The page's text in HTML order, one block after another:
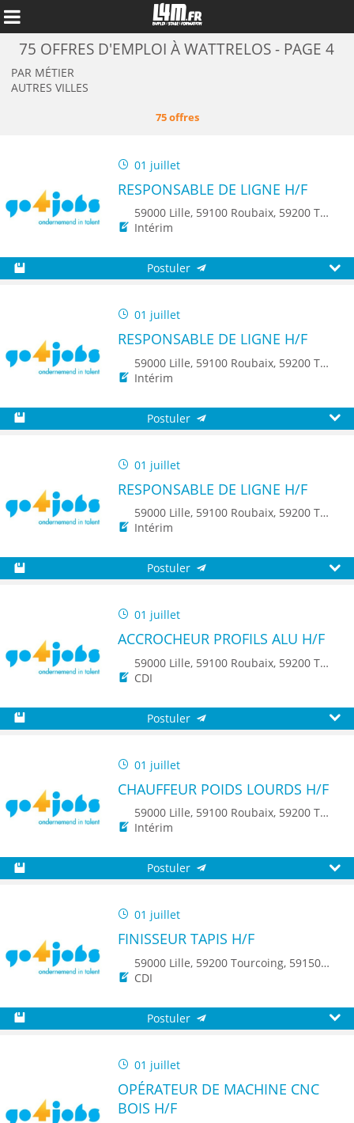
Annuler
75 OFFRES D'EMPLOI À WATTRELOS - PAGE 4
PAR MÉTIER
AUTRES VILLES
75 offres
01 juillet
RESPONSABLE DE LIGNE H/F
59000 Lille, 59100 Roubaix, 59200 Tourcoing, 59140 Dunkerque, 59650 Villeneuve d'Ascq, 59500 Douai, 59150 Wattrelos, 59370 Mons-en-Baroeul, 59250 Halluin, 59290 Wasquehal, 59270 Bailleul, 59223 Roncq, 59390 Toufflers, 8500 Kortrijk, 7700 Mouscron
Intérim
Postuler
01 juillet
RESPONSABLE DE LIGNE H/F
59000 Lille, 59100 Roubaix, 59200 Tourcoing, 59140 Dunkerque, 59650 Villeneuve d'Ascq, 59500 Douai, 59150 Wattrelos, 59370 Mons-en-Baroeul, 59250 Halluin, 59290 Wasquehal, 59270 Bailleul, 59223 Roncq, 59390 Toufflers, 8500 Kortrijk, 7700 Mouscron
Intérim
Postuler
01 juillet
RESPONSABLE DE LIGNE H/F
59000 Lille, 59100 Roubaix, 59200 Tourcoing, 59140 Dunkerque, 59650 Villeneuve d'Ascq, 59500 Douai, 59150 Wattrelos, 59370 Mons-en-Baroeul, 59250 Halluin, 59290 Wasquehal, 59270 Bailleul, 59223 Roncq, 59390 Toufflers, 8500 Kortrijk, 7700 Mouscron
Intérim
Postuler
01 juillet
ACCROCHEUR PROFILS ALU H/F
59000 Lille, 59100 Roubaix, 59200 Tourcoing, 59150 Wattrelos, 59223 Roncq, 59560 Comines
CDI
Postuler
01 juillet
CHAUFFEUR POIDS LOURDS H/F
59000 Lille, 59100 Roubaix, 59200 Tourcoing, 59140 Dunkerque, 59650 Villeneuve d'Ascq, 59500 Douai, 59150 Wattrelos, 59370 Mons-en-Baroeul, 59250 Halluin, 59290 Wasquehal, 59270 Bailleul, 59223 Roncq, 59390 Toufflers, 8500 Kortrijk
Intérim
Postuler
01 juillet
FINISSEUR TAPIS H/F
59000 Lille, 59200 Tourcoing, 59150 Wattrelos, 59250 Halluin, 59223 Roncq, 59560 Comines
CDI
Postuler
01 juillet
OPÉRATEUR DE MACHINE CNC
BOIS H/F